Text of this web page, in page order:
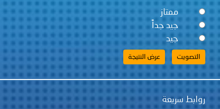
ممتاز
جيد جداً
جيد
روابط سريعة